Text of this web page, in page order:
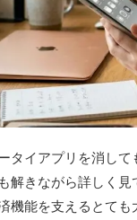
タイアプリを消し
解きながら詳しく
機能を支えるとても